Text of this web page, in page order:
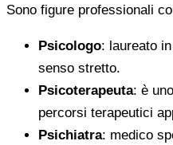
Sono figure professionali
Psicologo: laureato
senso stretto.
Psicoterapeuta: è
percorsi terapeutici
Psichiatra: medico